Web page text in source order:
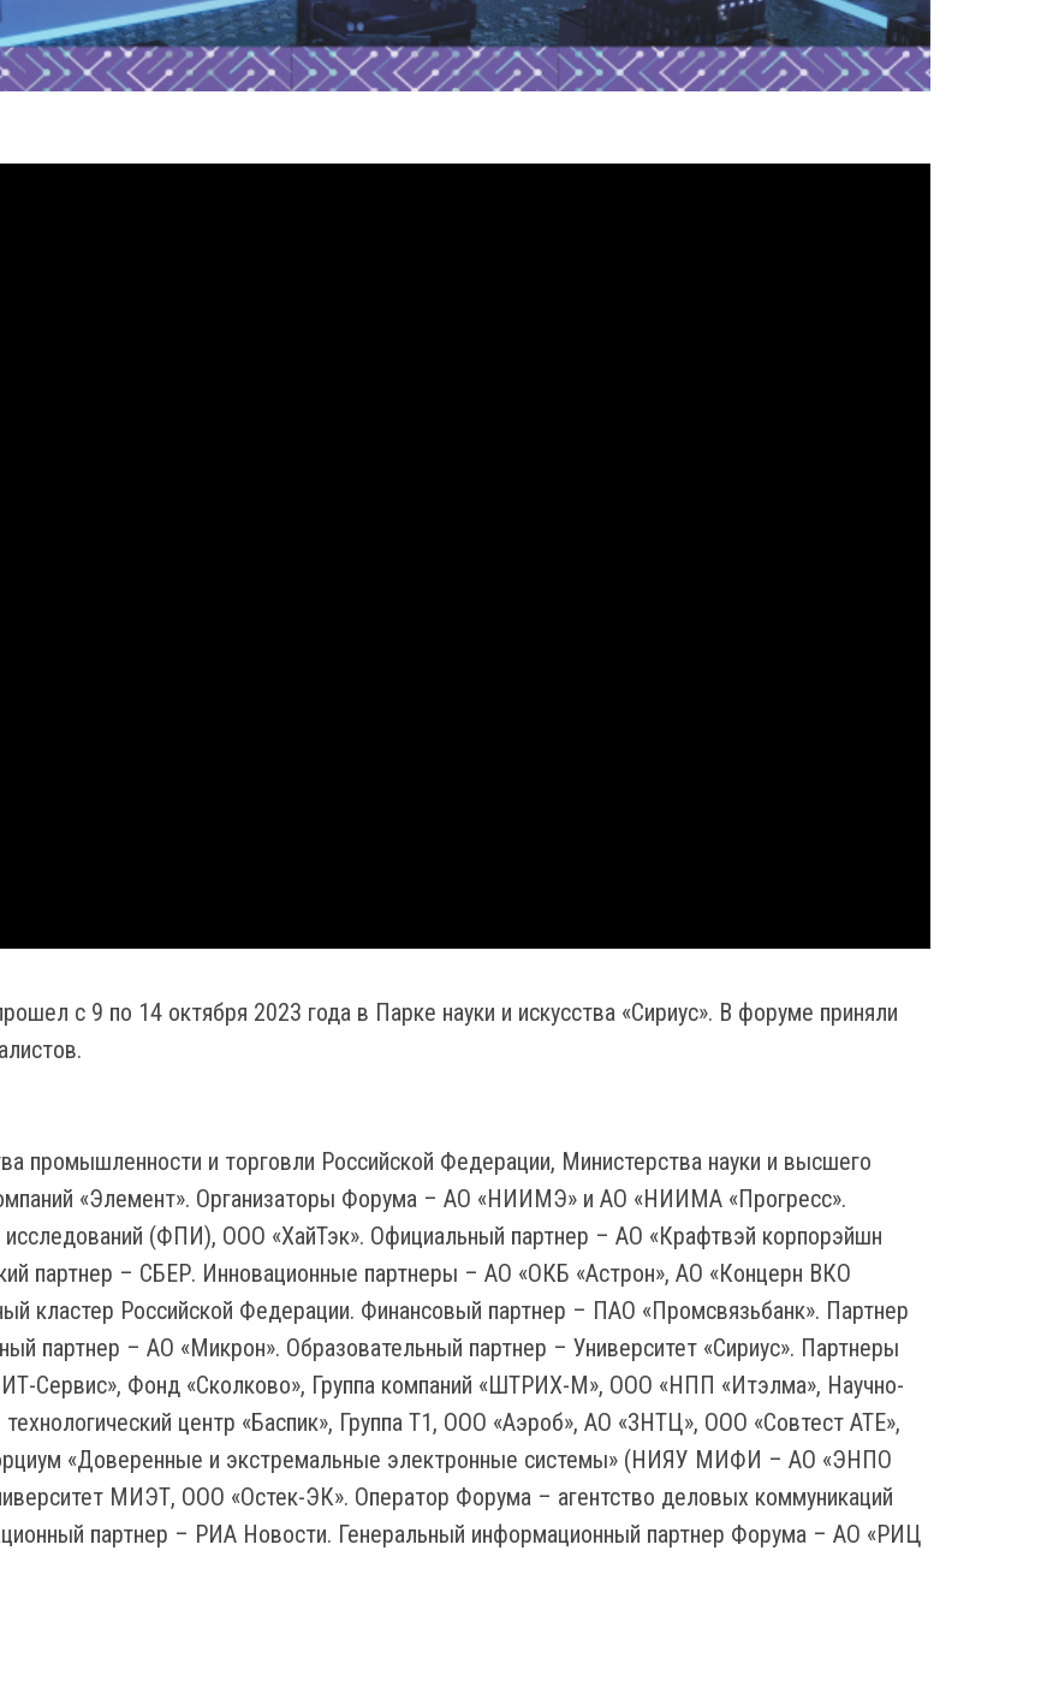
с 9 по 14 октября 2023 года в Парке науки и искусства «Сириус». В форуме приняли
промышленности и торговли Российской Федерации, Министерства науки и высшего
«Элемент». Организаторы Форума – АО «НИИМЭ» и АО «НИИМА «Прогресс».
(ФПИ), ООО «ХайТэк». Официальный партнер – АО «Крафтвэй корпорэйшн
партнер – СБЕР. Инновационные партнеры – АО «ОКБ «Астрон», АО «Концерн ВКО
кластер Российской Федерации. Финансовый партнер – ПАО «Промсвязьбанк». Партнер
партнер – АО «Микрон». Образовательный партнер – Университет «Сириус». Партнеры
Сервис», Фонд «Сколково», Группа компаний «ШТРИХ-М», ООО «НПП «Итэлма», Научно-
центр «Баспик», Группа Т1, ООО «Аэроб», АО «ЗНТЦ», ООО «Совтест АТЕ»,
«Доверенные и экстремальные электронные системы» (НИЯУ МИФИ – АО «ЭНПО
МИЭТ, ООО «Остек-ЭК». Оператор Форума – агентство деловых коммуникаций
партнер – РИА Новости. Генеральный информационный партнер Форума – АО «РИЦ